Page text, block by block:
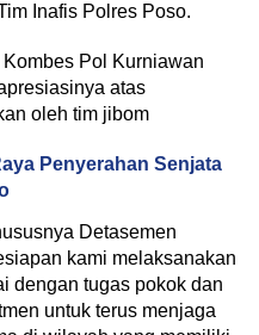
Inafis Polres Poso.
Pol Kurniawan
atas
oleh tim jibom
Penyerahan Senjata
Detasemen
kami melaksanakan
dengan tugas pokok dan
untuk terus menjaga